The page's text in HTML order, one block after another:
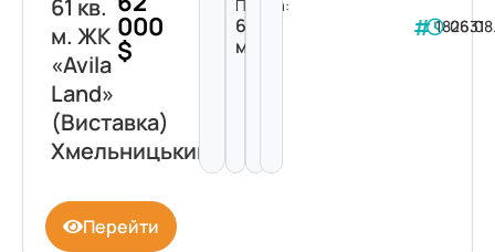
61 кв.
м. ЖК
«Avila
Land»
(Виставка)
Хмельницький
000
$
Площа:
61
м²
182631
Перейти